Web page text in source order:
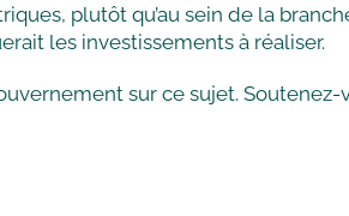
plutôt qu’au sein de la
les investissements à réaliser.
sur ce sujet.